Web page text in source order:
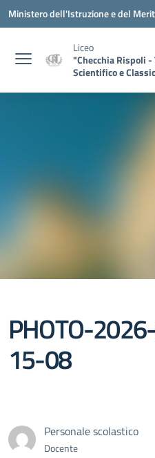
Vai ai contenuti
Vai al menu di navigazione
Vai al footer
Ministero dell'Istruzione e del
Liceo
"Checchia Rispoli -
Scientifico e
PHOTO-
15-08
Personale scolastico
Docente